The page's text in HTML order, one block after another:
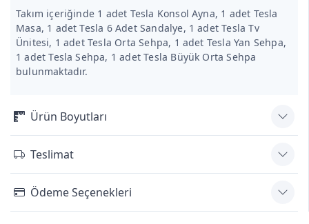
Takım içeriğinde 1 adet Tesla Konsol Ayna, 1 adet Tesla
Masa, 1 adet Tesla 6 Adet Sandalye, 1 adet Tesla Tv
Ünitesi, 1 adet Tesla Orta Sehpa, 1 adet Tesla Yan Sehpa,
1 adet Tesla Sehpa, 1 adet Tesla Büyük Orta Sehpa
bulunmaktadır.
Ürün Boyutları
Teslimat
Ödeme Seçenekleri